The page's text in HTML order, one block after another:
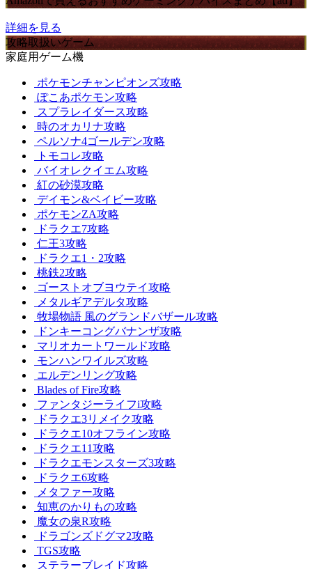
詳細を見る
攻略取扱いゲーム
家庭用ゲーム機
ポケモンチャンピオンズ攻略
ぽこあポケモン攻略
スプラレイダース攻略
時のオカリナ攻略
ペルソナ4ゴールデン攻略
トモコレ攻略
バイオレクイエム攻略
紅の砂漠攻略
デイモン&ベイビー攻略
ポケモンZA攻略
ドラクエ7攻略
仁王3攻略
ドラクエ1・2攻略
桃鉄2攻略
ゴーストオブヨウテイ攻略
メタルギアデルタ攻略
牧場物語 風のグランドバザール攻略
ドンキーコングバナンザ攻略
マリオカートワールド攻略
モンハンワイルズ攻略
エルデンリング攻略
Blades of Fire攻略
ファンタジーライフi攻略
ドラクエ3リメイク攻略
ドラクエ10オフライン攻略
ドラクエ11攻略
ドラクエモンスターズ3攻略
ドラクエ6攻略
メタファー攻略
知恵のかりもの攻略
魔女の泉R攻略
ドラゴンズドグマ2攻略
TGS攻略
ステラーブレイド攻略